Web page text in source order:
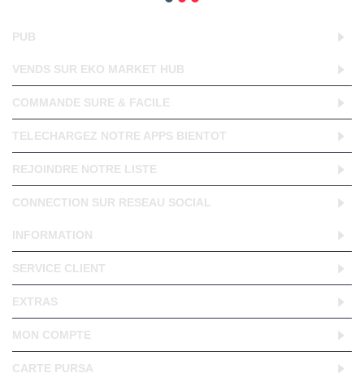
PUB
VENDS SUR EKO MARKET HUB
COMMANDE SURE & FACILE
TELECHARGEZ NOTRE APPS BIENTOT
REJOINDRE NOTRE LISTE
CONNECTION SUR RESEAU SOCIAL
INFORMATION
SERVICE CLIENT
EXTRAS
MON COMPTE
CARTE PURSA